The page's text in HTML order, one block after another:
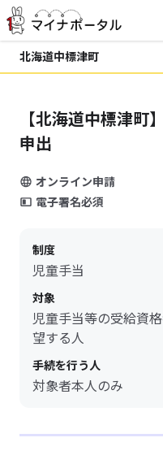
北海道中標津町
【北海道中標津町
申出
オンライン申請
電子署名必須
制度
児童手当
対象
児童手当等の受給資
望する人
手続を行う人
対象者本人のみ